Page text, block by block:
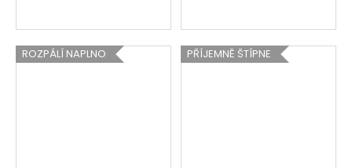
ROZPÁLÍ NAPLNO PŘÍJEMNĚ ŠTÍPNE